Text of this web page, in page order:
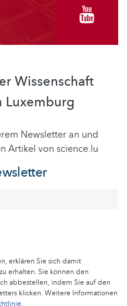
Wissenschaft
Luxemburg
Newsletter an und
Artikel von science.lu
erklären Sie sich damit
erhalten. Sie können den
abbestellen, indem Sie auf den
klicken. Weitere Informationen
.